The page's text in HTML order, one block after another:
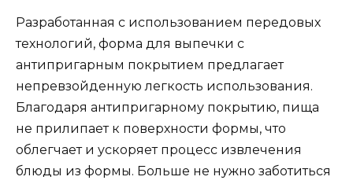
Разработанная с использованием передовых
технологий, форма для выпечки с
антипригарным покрытием предлагает
непревзойденную легкость использования.
Благодаря антипригарному покрытию, пища
не прилипает к поверхности формы, что
облегчает и ускоряет процесс извлечения
блюды из формы. Больше не нужно заботиться